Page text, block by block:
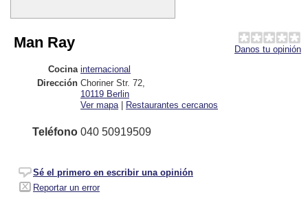
Danos tu opinión
Man Ray
Cocina internacional
Dirección Choriner Str. 72
10119 Berlin
Ver mapa | Restaurantes cercanos
Teléfono 040 50919509
Sé el primero en escribir una opinión
Reportar un error